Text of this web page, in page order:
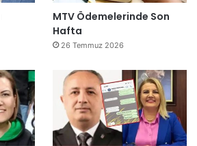
MTV Ödemelerinde Son
Hafta
26 Temmuz 2026